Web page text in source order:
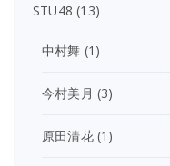
STU48 (13)
中村舞 (1)
今村美月 (3)
原田清花(1)